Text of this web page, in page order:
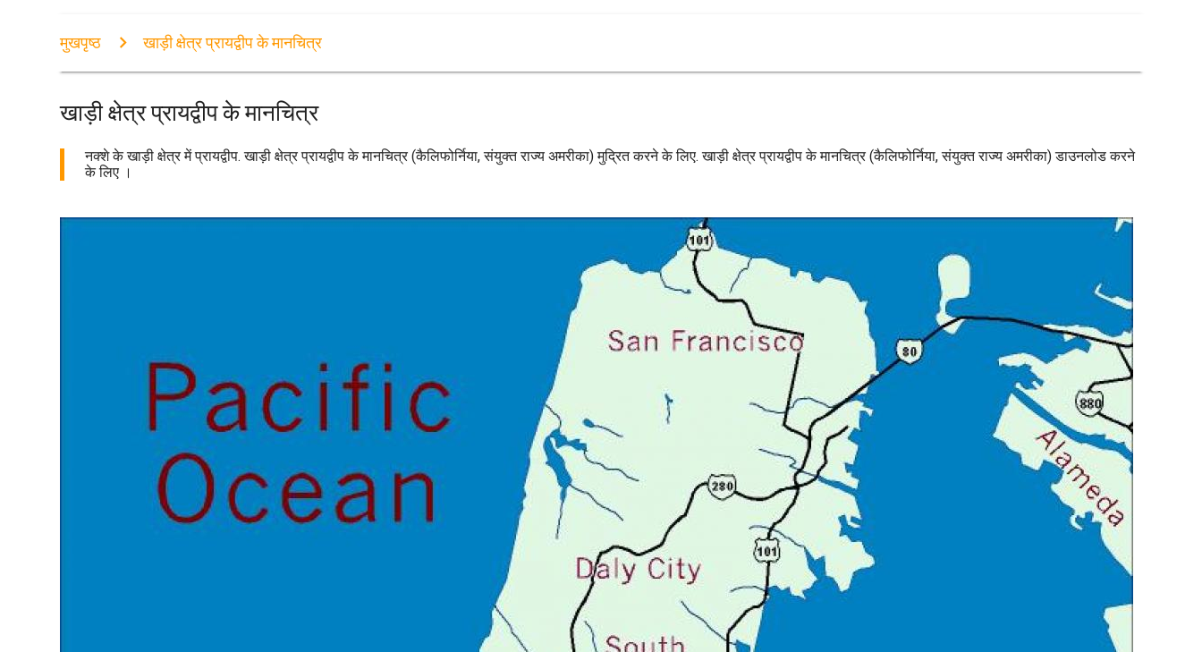
मुखपृष्ठ खाड़ी क्षेत्र प्रायद्वीप के मानचित्र
खाड़ी क्षेत्र प्रायद्वीप के मानचित्र
नक्शे के खाड़ी क्षेत्र में प्रायद्वीप. खाड़ी क्षेत्र प्रायद्वीप के मानचित्र (कैलिफोर्निया, संयुक्त राज्य अमरीका) मुद्रित करने के लिए. खाड़ी क्षेत्र प्रायद्वीप के मानचित्र (कैलिफोर्निया, संयुक्त राज्य अमरीका) डाउनलोड करने
के लिए ।